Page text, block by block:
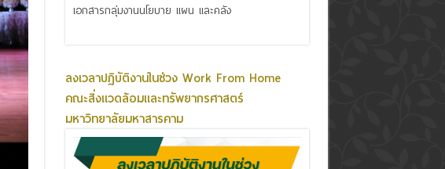
เอกสารกลุ่มงานนโยบาย แผน และคลัง
ลงเวลาปฏิบัติงานในช่วง Work From Home
คณะสิ่งแวดล้อมและทรัพยากรศาสตร์
มหาวิทยาลัยมหาสารคาม